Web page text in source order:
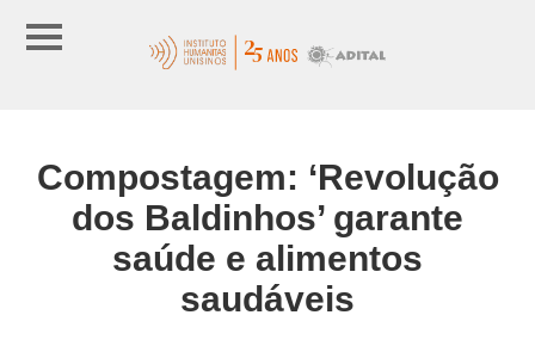
Compostagem: ‘Revolução
dos Baldinhos’ garante
saúde e alimentos
saudáveis